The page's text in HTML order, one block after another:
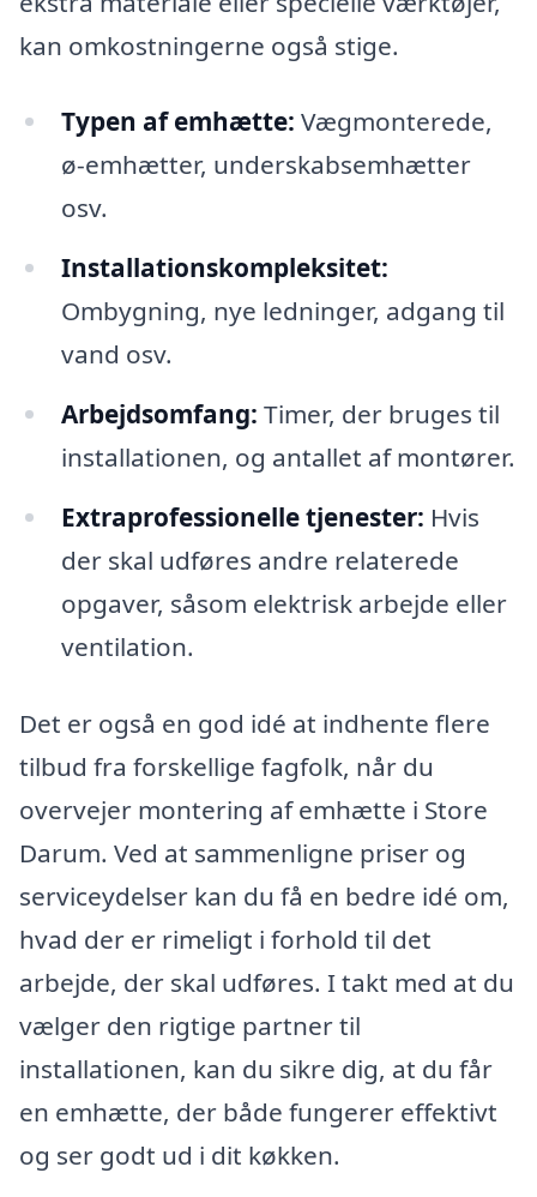
kan omkostningerne også stige.
Typen af emhætte: Vægmonterede,
ø-emhætter, underskabsemhætter
osv.
Installationskompleksitet:
Ombygning, nye ledninger, adgang til
vand osv.
Arbejdsomfang: Timer, der bruges til
installationen, og antallet af montører.
Extraprofessionelle tjenester: Hvis
der skal udføres andre relaterede
opgaver, såsom elektrisk arbejde eller
ventilation.
Det er også en god idé at indhente flere
tilbud fra forskellige fagfolk, når du
overvejer montering af emhætte i Store
Darum. Ved at sammenligne priser og
serviceydelser kan du få en bedre idé om,
hvad der er rimeligt i forhold til det
arbejde, der skal udføres. I takt med at du
vælger den rigtige partner til
installationen, kan du sikre dig, at du får
en emhætte, der både fungerer effektivt
og ser godt ud i dit køkken.